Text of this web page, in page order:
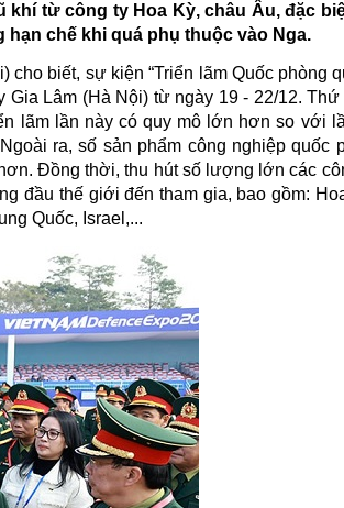
khí từcông ty Hoa Kỳ, châu Âu, đặc
chế khi quá phụ thuộc vào Nga.
biết, sự kiện “Triển lãm Quốc phòng
Gia Lâm (Hà Nội) từ ngày 19 - 22/12.
lãm lần này có quy mô lớn hơn so với
ra, số sản phẩm công nghiệp quốc
Đồng thời, thu hút số lượng lớn các
đầu thế giới đến tham gia, bao gồm:
Quốc, Israel,...